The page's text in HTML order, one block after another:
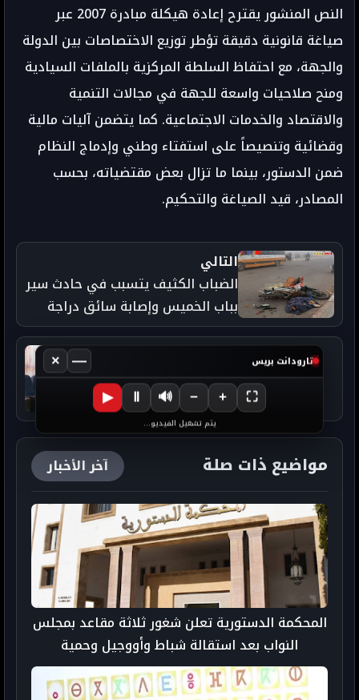
النص المنشور يقترح إعادة هيكلة مبادرة 2007 عبر
صياغة قانونية دقيقة تؤطر توزيع الاختصاصات بين الدولة
والجهة، مع احتفاظ السلطة المركزية بالملفات السيادية
ومنح صلاحيات واسعة للجهة في مجالات التنمية
والاقتصاد والخدمات الاجتماعية. كما يتضمن آليات مالية
وقضائية وتنصيصاً على استفتاء وطني وإدماج النظام
ضمن الدستور، بينما ما تزال بعض مقتضياته، بحسب
المصادر، قيد الصياغة والتحكيم.
التالي
الضباب الكثيف يتسبب في حادث سير
بباب الخميس وإصابة سائق دراجة
استئنافية الرباط تحدد موعد النظر
في ملف محمد السيمو
مواضيع ذات صلة آخر الأخبار
المحكمة الدستورية تعلن شغور ثلاثة مقاعد بمجلس
النواب بعد استقالة شباط وأووجيل وحمية
تارودانت بريس —
×
▶ Ⅱ 🔊 − + ⛶
يتم تشغيل الفيديو...